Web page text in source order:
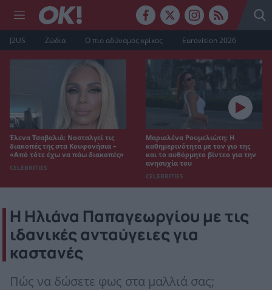
J2US Ζώδια Ο πιο αδύναμος κρίκος Eurovision 2026
Έλενα Τσαβαλιά: Νοσταλγεί τις
διακοπές της στα Κουφονήσια –
«Από τότε έχω να πάω διακοπές»
CELEBRITIES
Μαριαλένα Ρουμελιώτη: Η
καθημερινότητα με τον γιο της
και το αυθόρμητο βίντεο για την
ανησυχία του
CELEBRITIES
Η Ηλιάνα Παπαγεωργίου με τις
ιδανικές ανταύγειες για
καστανές
Πώς να δώσετε φως στα μαλλιά σας;